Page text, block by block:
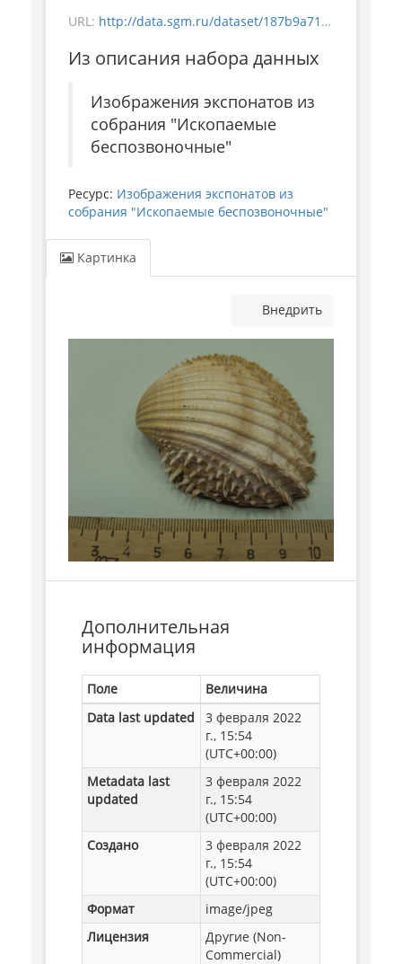
URL: http://data.sgm.ru/dataset/187b9a71-4c85-43ec-99fe-080bdf792007/resource/2b1bdb2c-e0e8-4a9a-aa61-5b72998e385d/download/_11174.jpg
Из описания набора данных
Изображения экспонатов из
собрания "Ископаемые
беспозвоночные"
Ресурс: Изображения экспонатов из
собрания "Ископаемые беспозвоночные"
Картинка
Внедрить
Дополнительная
информация
Поле
Величина
Data last updated
3 февраля 2022
г., 15:54
(UTC+00:00)
Metadata last
updated
3 февраля 2022
г., 15:54
(UTC+00:00)
Создано
3 февраля 2022
г., 15:54
(UTC+00:00)
Формат
image/jpeg
Лицензия
Другие (Non-
Commercial)